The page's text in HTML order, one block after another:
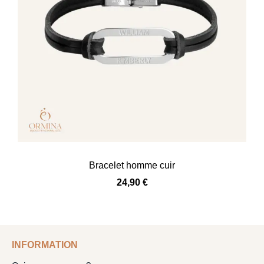
Bracelet homme cuir
24,90 €
INFORMATION